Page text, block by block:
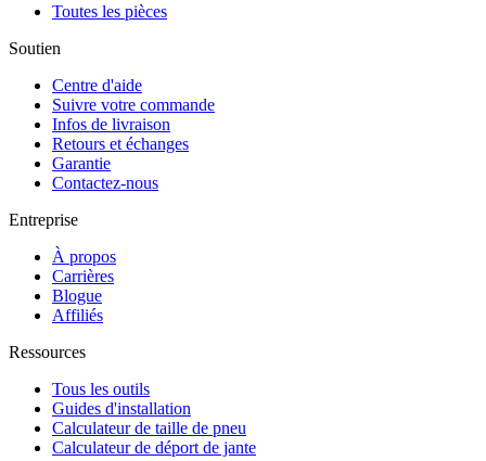
Toutes les pièces
Soutien
Centre d'aide
Suivre votre commande
Infos de livraison
Retours et échanges
Garantie
Contactez-nous
Entreprise
À propos
Carrières
Blogue
Affiliés
Ressources
Tous les outils
Guides d'installation
Calculateur de taille de pneu
Calculateur de déport de jante